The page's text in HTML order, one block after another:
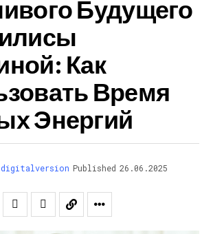
Будущего
Как
Время
Энергий
digitalversion Published 26.06.2025